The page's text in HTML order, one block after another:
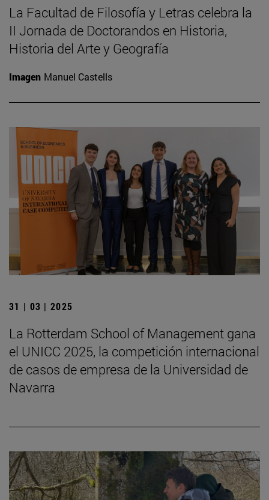
La Facultad de Filosofía y Letras celebra la
II Jornada de Doctorandos en Historia,
Historia del Arte y Geografía
Imagen Manuel Castells
31 | 03 | 2025
La Rotterdam School of Management gana
el UNICC 2025, la competición internacional
de casos de empresa de la Universidad de
Navarra